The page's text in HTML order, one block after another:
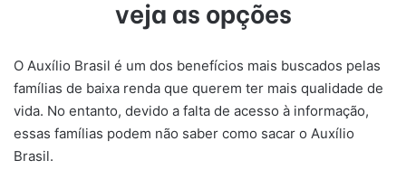
veja as opções
O Auxílio Brasil é um dos benefícios mais buscados pelas
famílias de baixa renda que querem ter mais qualidade de
vida. No entanto, devido a falta de acesso à informação,
essas famílias podem não saber como sacar o Auxílio
Brasil.